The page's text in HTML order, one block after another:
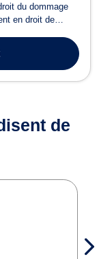
du dommage
en droit de
indivisions ou
de